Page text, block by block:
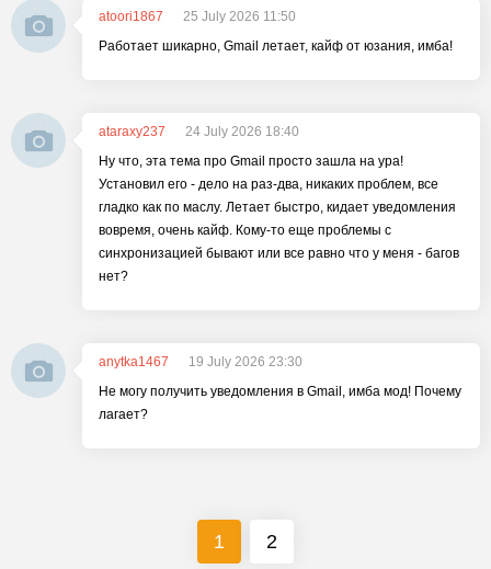
atoori1867
25 July 2026 11:50
Работает шикарно, Gmail летает, кайф от юзания, имба!
ataraxy237
24 July 2026 18:40
Ну что, эта тема про Gmail просто зашла на ура!
Установил его - дело на раз-два, никаких проблем, все
гладко как по маслу. Летает быстро, кидает уведомления
вовремя, очень кайф. Кому-то еще проблемы с
синхронизацией бывают или все равно что у меня - багов
нет?
anytka1467
19 July 2026 23:30
Не могу получить уведомления в Gmail, имба мод! Почему
лагает?
1 2